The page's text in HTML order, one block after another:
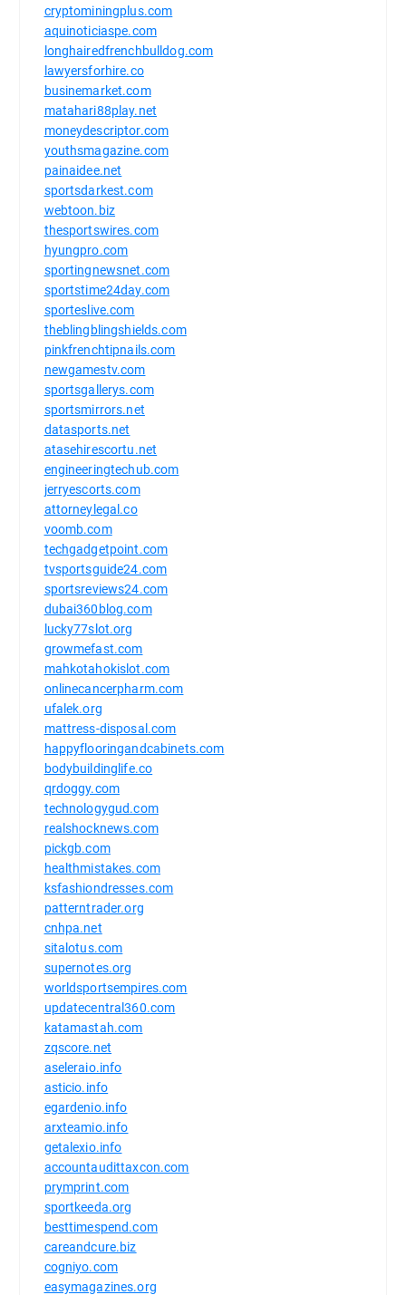
cryptominingplus.com
aquinoticiaspe.com
longhairedfrenchbulldog.com
lawyersforhire.co
businemarket.com
matahari88play.net
moneydescriptor.com
youthsmagazine.com
painaidee.net
sportsdarkest.com
webtoon.biz
thesportswires.com
hyungpro.com
sportingnewsnet.com
sportstime24day.com
sporteslive.com
theblingblingshields.com
pinkfrenchtipnails.com
newgamestv.com
sportsgallerys.com
sportsmirrors.net
datasports.net
atasehirescortu.net
engineeringtechub.com
jerryescorts.com
attorneylegal.co
voomb.com
techgadgetpoint.com
tvsportsguide24.com
sportsreviews24.com
dubai360blog.com
lucky77slot.org
growmefast.com
mahkotahokislot.com
onlinecancerpharm.com
ufalek.org
mattress-disposal.com
happyflooringandcabinets.com
bodybuildinglife.co
qrdoggy.com
technologygud.com
realshocknews.com
pickgb.com
healthmistakes.com
ksfashiondresses.com
patterntrader.org
cnhpa.net
sitalotus.com
supernotes.org
worldsportsempires.com
updatecentral360.com
katamastah.com
zqscore.net
aseleraio.info
asticio.info
egardenio.info
arxteamio.info
getalexio.info
accountaudittaxcon.com
prymprint.com
sportkeeda.org
besttimespend.com
careandcure.biz
cogniyo.com
easymagazines.org